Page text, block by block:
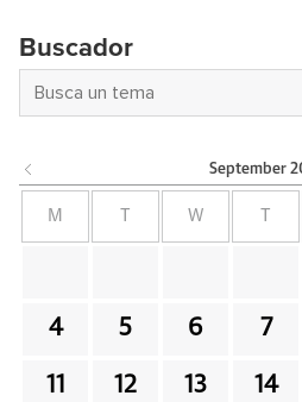
Buscador
September
M W
4 5 6 7
11 12 13 14